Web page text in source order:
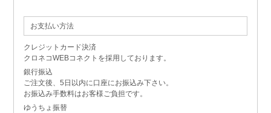
お支払い方法
クレジットカード決済
クロネコWEBコネクトを採用しております。
銀行振込
ご注文後、5日以内に口座にお振込み下さい。
お振込み手数料はお客様ご負担です。
ゆうちょ振替